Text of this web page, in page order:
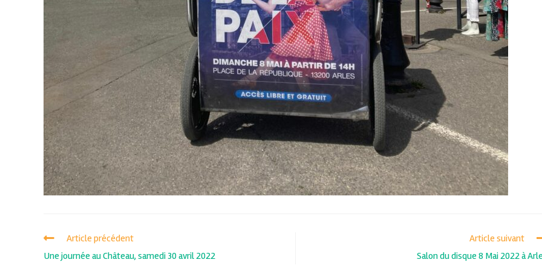
Article précédent
Une journée au Château, samedi 30 avril 2022
Article suivant
Salon du disque 8 Mai 2022 à